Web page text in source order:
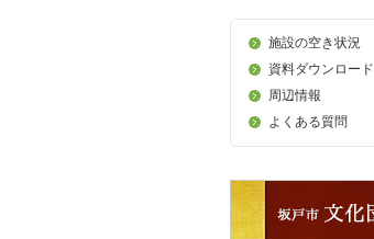
施設の空き状況
資料ダウンロード
周辺情報
よくある質問